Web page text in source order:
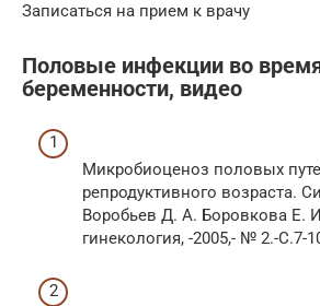
Записаться на прием к врачу
Половые инфекции во
беременности, видео
Микробиоценоз половых
репродуктивного возраста.
Воробьев Д. А. Боровкова Е.
гинекология, -2005,- № 2.-С.7-